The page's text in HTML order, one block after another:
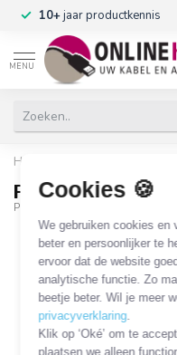
Cookies 🍪
We gebruiken cookies en
beter en persoonlijker te
ervoor dat de website
analytische functie. Zo
beetje beter. Wil je meer
privacyverklaring.
Klik op ‘Oké’ om te
plaatsen we alleen
10+jaar productkennis
MENU
Home
ProCar Powerlet
PC-67751500